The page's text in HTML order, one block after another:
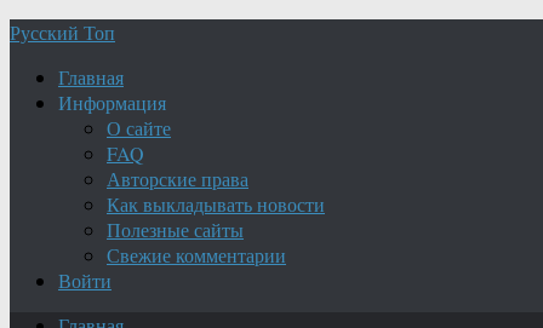
Русский Топ
Главная
Информация
О сайте
FAQ
Авторские права
Как выкладывать новости
Полезные сайты
Свежие комментарии
Войти